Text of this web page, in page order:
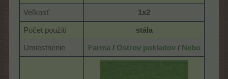
Veľkosť 1x2
Počet použití stála
Umiestnenie Farma/ Ostrov pokladov/ Nebo